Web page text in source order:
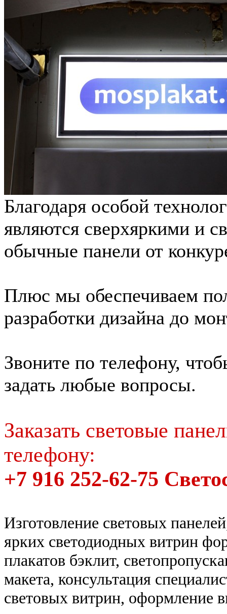
Благодаря особой
являются сверхяркими и
обычные панели от
Плюс мы обеспечиваем
разработки дизайна до
Звоните по телефону,
задать любые вопросы.
Заказать световые
телефону:
+7 916 252-62-75
Изготовление световых
ярких светодиодных витрин
плакатов бэклит,
макета, консультация
световых витрин, оформление